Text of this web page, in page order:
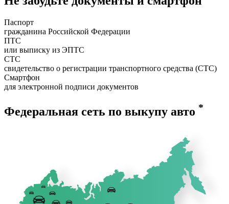
Паспорт
гражданина Российской Федерации
ПТС
или выписку из ЭПТС
СТС
свидетельство о регистрации транспортного средства (СТС)
Смартфон
для электронной подписи документов
Федеральная сеть по выкупу авто *